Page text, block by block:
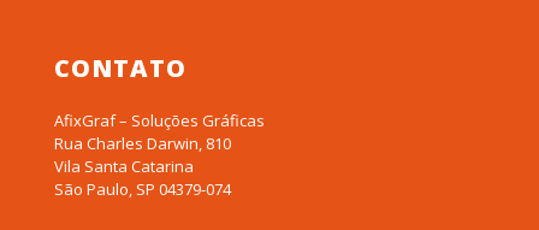
CONTATO
AfixGraf – Soluções Gráficas
Rua Charles Darwin, 810
Vila Santa Catarina
São Paulo, SP 04379-074